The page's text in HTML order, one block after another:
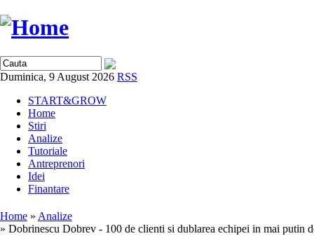
Duminica, 9 August 2026 RSS
START&GROW
Home
Stiri
Analize
Tutoriale
Antreprenori
Idei
Finantare
Home » Analize
» Dobrinescu Dobrev - 100 de clienti si dublarea echipei in mai putin